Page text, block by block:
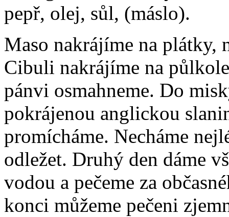
pepř, olej, sůl, (máslo).
Maso nakrájíme na plátky,
Cibuli nakrájíme na
pánvi osmahneme. Do
pokrájenou anglickou
promícháme. Necháme
odležet. Druhý den dáme
vodou a pečeme za
konci můžeme pečeni